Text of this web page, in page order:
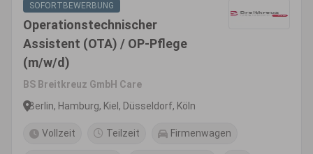
SOFORTBEWERBUNG
Operationstechnischer
Assistent (OTA) / OP-Pflege
(m/w/d)
BS Breitkreuz GmbH Care
Berlin, Hamburg, Kiel, Düsseldorf, Köln
Vollzeit Teilzeit Firmenwagen